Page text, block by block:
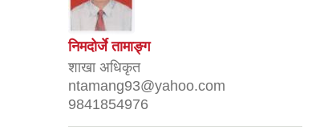
निमदोर्जे तामाङ्ग
शाखा अधिकृत
ntamang93@yahoo.com
9841854976